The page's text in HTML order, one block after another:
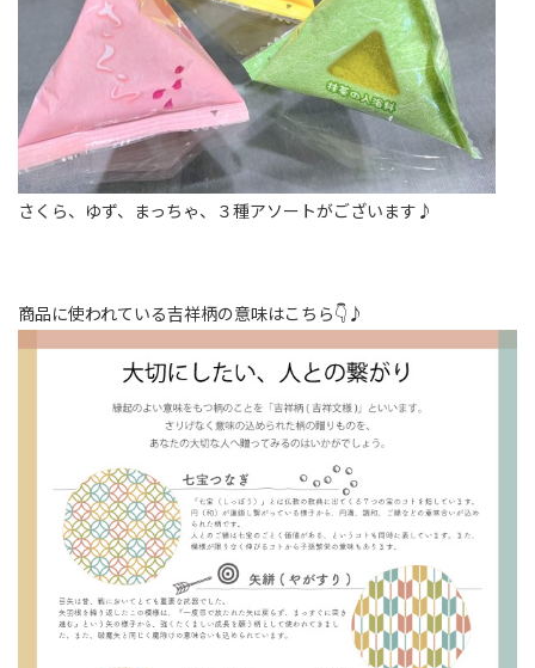
さくら、ゆず、まっちゃ、３種アソートがございます♪
商品に使われている吉祥柄の意味はこちら👇♪